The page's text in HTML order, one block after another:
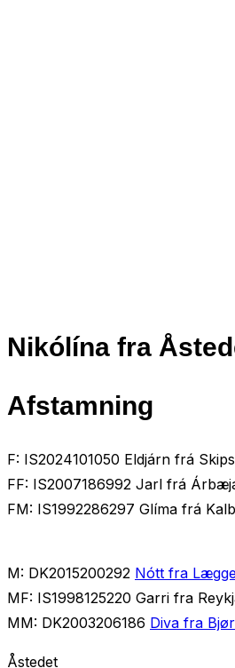
Nikólína fra
Afstamning
F: IS2024101050 Eldjárn frá
FF: IS2007186992 Jarl frá
FM: IS1992286297 Glíma frá
M: DK2015200292 Nótt fra
MF: IS1998125220 Garri fra
MM: DK2003206186 Diva fra
Åstedet